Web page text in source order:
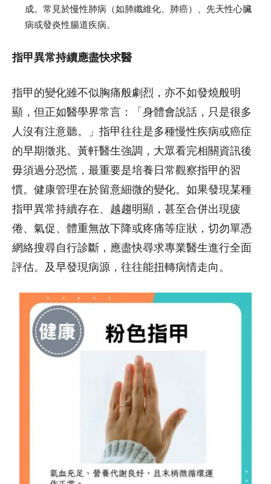
成。常見於慢性肺病（如肺纖維化、肺癌）、先天性心臟
病或發炎性腸道疾病。
指甲異常持續應盡快求醫
指甲的變化雖不似胸痛般劇烈，亦不如發燒般明
顯，但正如醫學界常言：「身體會說話，只是很多
人沒有注意聽。」指甲往往是多種慢性疾病或癌症
的早期徵兆。黃軒醫生強調，大眾看完相關資訊後
毋須過分恐慌，最重要是培養日常觀察指甲的習
慣。健康管理在於留意細微的變化。如果發現某種
指甲異常持續存在、越趨明顯，甚至合併出現疲
倦、氣促、體重無故下降或疼痛等症狀，切勿單憑
網絡搜尋自行診斷，應盡快尋求專業醫生進行全面
評估。及早發現病源，往往能扭轉病情走向。